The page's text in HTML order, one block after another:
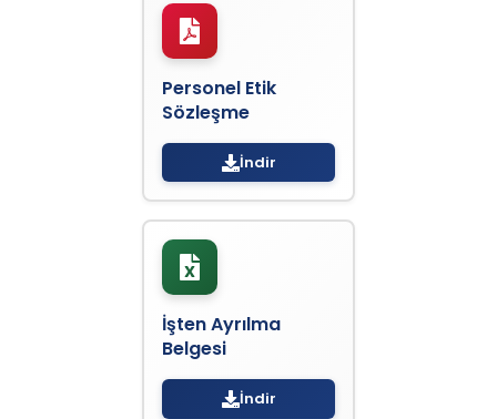
Personel Etik
Sözleşme
İndir
İşten Ayrılma
Belgesi
İndir